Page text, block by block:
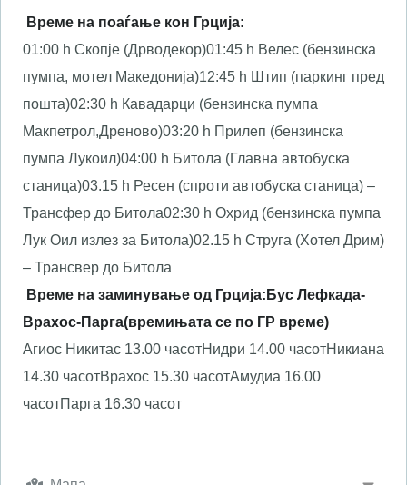
Време на поаѓање кон Грција:
01:00 h Скопје (Дрводекор)01:45 h Велес (бензинска
пумпа, мотел Македонија)12:45 h Штип (паркинг пред
пошта)02:30 h Кавадарци (бензинска пумпа
Макпетрол,Дреново)03:20 h Прилеп (бензинска
пумпа Лукоил)04:00 h Битола (Главна автобуска
станица)03.15 h Ресен (спроти автобуска станица) –
Трансфер до Битола02:30 h Охрид (бензинска пумпа
Лук Оил излез за Битола)02.15 h Струга (Хотел Дрим)
– Трансвер до Битола
Време на заминување од Грција: Бус Лефкада-
Врахос-Парга(времињата се по ГР време)
Агиос Никитас 13.00 часотНидри 14.00 часотНикиана
14.30 часотВрахос 15.30 часотАмудиа 16.00
часотПарга 16.30 часот